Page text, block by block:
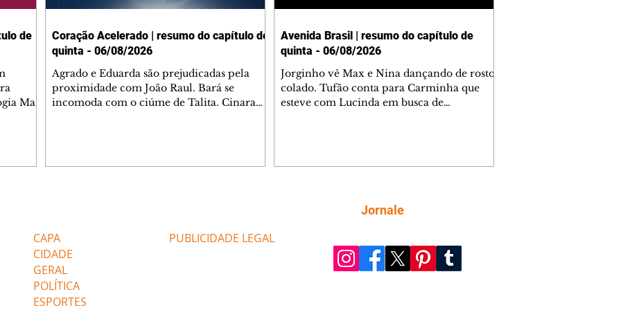
de
Mau
Coração Acelerado | resumo do capítulo de
quinta - 06/08/2026
Agrado e Eduarda são prejudicadas pela
proximidade com João Raul. Bará se
incomoda com o ciúme de Talita. Cinara
ajudar João Raul sem prejudicar a amiga.
Avenida Brasil | resumo do capítulo de
quinta - 06/08/2026
Jorginho vê Max e Nina dançando de rosto
colado. Tufão conta para Carminha que
esteve com Lucinda em busca de
Verônica e Noêmia perseguem Cadinho na
praia deserta. Dolores sugere que Roni peça
fugir da praia
CAPA
CIDADE
GERAL
POLÍTICA
ESPORTES
PUBLICIDADE LEGAL
Jornale